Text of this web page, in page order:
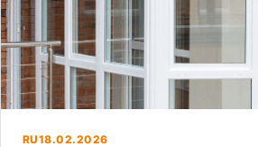
RU18.02.2026